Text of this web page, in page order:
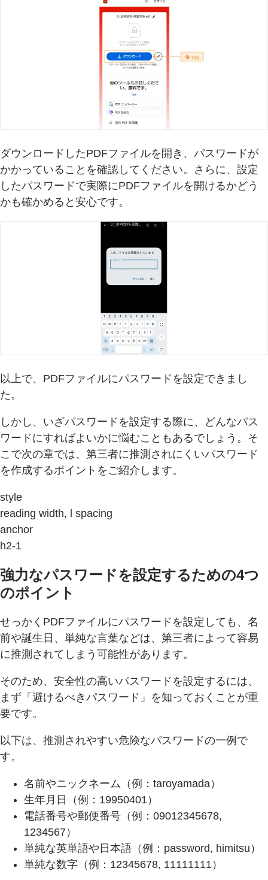
ダウンロードしたPDFファイルを開き、パスワードが
かかっていることを確認してください。さらに、設定
したパスワードで実際にPDFファイルを開けるかどう
かも確かめると安心です。
以上で、PDFファイルにパスワードを設定できまし
た。
しかし、いざパスワードを設定する際に、どんなパス
ワードにすればよいかに悩むこともあるでしょう。そ
こで次の章では、第三者に推測されにくいパスワード
を作成するポイントをご紹介します。
style
reading width, l spacing
anchor
h2-1
強力なパスワードを設定するための4つ
のポイント
せっかくPDFファイルにパスワードを設定しても、名
前や誕生日、単純な言葉などは、第三者によって容易
に推測されてしまう可能性があります。
そのため、安全性の高いパスワードを設定するには、
まず「避けるべきパスワード」を知っておくことが重
要です。
以下は、推測されやすい危険なパスワードの一例で
す。
名前やニックネーム（例：taroyamada）
生年月日（例：19950401）
電話番号や郵便番号（例：09012345678,
1234567）
単純な英単語や日本語（例：password, himitsu）
単純な数字（例：12345678, 11111111）